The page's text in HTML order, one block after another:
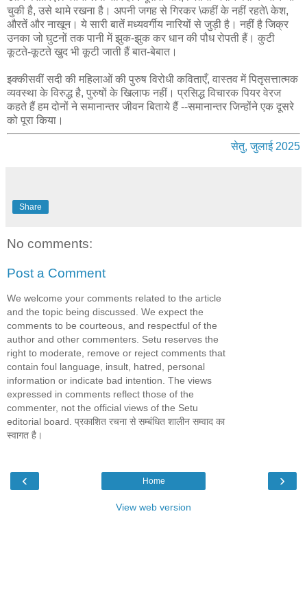
चुकी है, उसे थामे रखना है। अपनी जगह से गिरकर \कहीं के नहीं रहते\ केश,
औरतें और नाखून। ये सारी बातें मध्यवर्गीय नारियों से जुड़ी है। नहीं है जिक्र
उनका जो घुटनों तक पानी में झुक-झुक कर धान की पौध रोपती हैं। कुटी
कूटते-कूटते खुद भी कूटी जाती हैं बात-बेबात।
इक्कीसवीं सदी की महिलाओं की पुरुष विरोधी कविताएँ, वास्तव में पितृसत्तात्मक
व्यवस्था के विरुद्ध है, पुरुषों के खिलाफ नहीं। प्रसिद्ध विचारक पियर वेरज
कहते हैं हम दोनों ने समानान्तर जीवन बिताये हैं --समानान्तर जिन्होंने एक दूसरे
को पूरा किया।
सेतु, जुलाई 2025
Share
No comments:
Post a Comment
We welcome your comments related to the article
and the topic being discussed. We expect the
comments to be courteous, and respectful of the
author and other commenters. Setu reserves the
right to moderate, remove or reject comments that
contain foul language, insult, hatred, personal
information or indicate bad intention. The views
expressed in comments reflect those of the
commenter, not the official views of the Setu
editorial board. प्रकाशित रचना से सम्बंधित शालीन सम्वाद का
स्वागत है।
‹ ›
Home
View web version